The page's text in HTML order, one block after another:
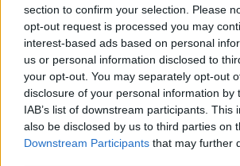
section to confirm your selection. Please
opt-out request is processed you may
interest-based ads based on personal
us or personal information disclosed to
your opt-out. You may separately opt-out
disclosure of your personal information by
IAB’s list of downstream participants. This
also be disclosed by us to third parties on
Downstream Participants that may further
35
Stafford
McDowall
36
Max Llewellyn Wales
37
Edwill van der
Merwe
South
Africa